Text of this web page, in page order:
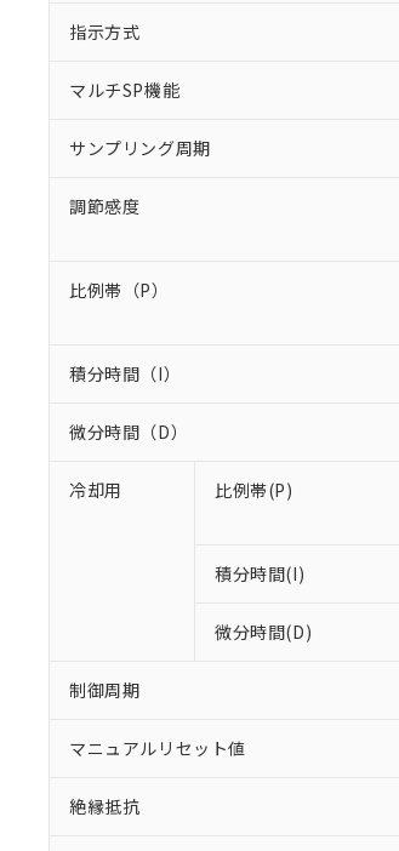
指示方式
マルチSP機能
サンプリング周期
調節感度
比例帯（P）
積分時間（I）
微分時間（D）
冷却用 比例帯(P)
積分時間(I)
微分時間(D)
制御周期
マニュアルリセット値
絶縁抵抗